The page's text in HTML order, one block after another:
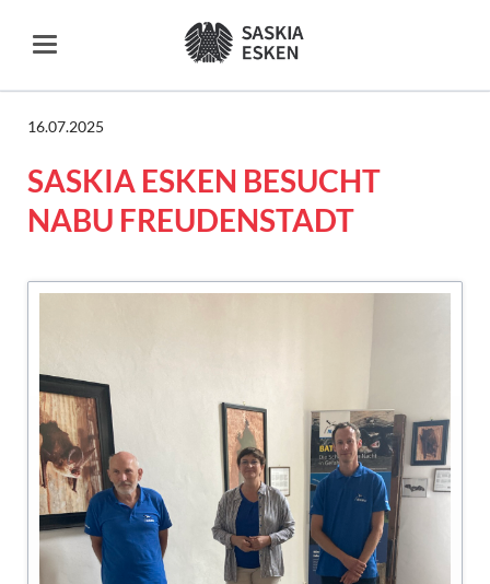
16.07.2025
SASKIA ESKEN BESUCHT
NABU FREUDENSTADT